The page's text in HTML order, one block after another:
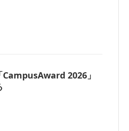
2026」